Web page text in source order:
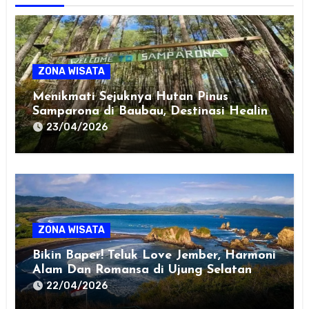
ZONA WISATA
Menikmati Sejuknya Hutan Pinus
Samparona di Baubau, Destinasi Healing
Favorit!
23/04/2026
ZONA WISATA
Bikin Baper! Teluk Love Jember, Harmoni
Alam Dan Romansa di Ujung Selatan
Jawa22/04/2026